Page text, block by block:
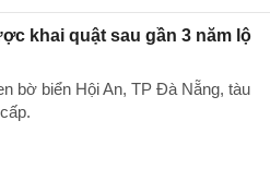
khai quật sau gần 3 năm lộ
bờ biển Hội An, TP Đà Nẵng, tàu